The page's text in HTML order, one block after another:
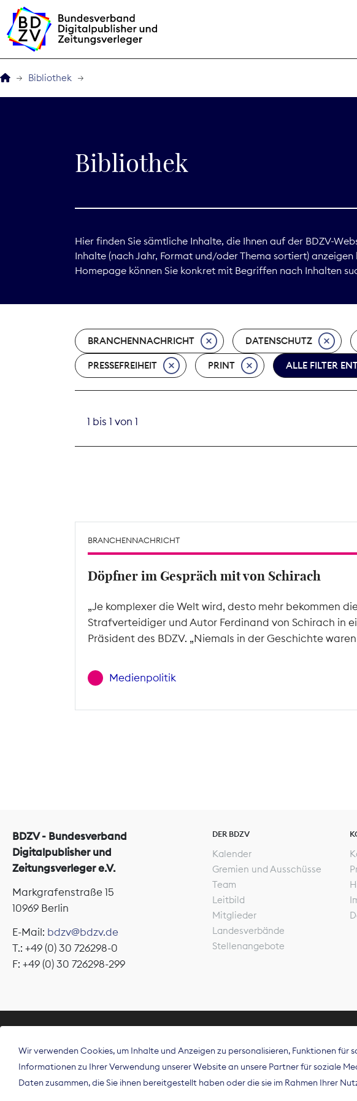
BDZVplus GmbH
Service
Bibliothek
Bibliothek
Hier finden Sie sämtliche Inhalte, die Ihnen auf der BDZV-
Inhalte (nach Jahr, Format und/oder Thema sortiert)
Homepage können Sie konkret mit Begriffen nach Inhalten
BRANCHENNACHRICHT DATENSCHUTZ
PRESSEFREIHEIT PRINT ALLE FILTER
1 bis 1 von 1
BRANCHENNACHRICHT
Döpfner im Gespräch mit von Schirach
„Je komplexer die Welt wird, desto mehr bekommen
Strafverteidiger und Autor Ferdinand von Schirach in
Präsident des BDZV. „Niemals in der Geschichte
Medienpolitik
BDZV - Bundesverband
Digitalpublisher und
Zeitungsverleger e.V.
Markgrafenstraße 15
10969 Berlin
E-Mail: bdzv@bdzv.de
T.: +49 (0) 30 726298-0
F: +49 (0) 30 726298-299
DER BDZV
Kalender
Gremien und Ausschüsse
Team
Leitbild
Mitglieder
Landesverbände
Stellenangebote
Der Bundesverband
Spitzenorganisation die
Deutschland und auf EU-
Wir verwenden Cookies, um Inhalte und Anzeigen zu personalisieren, Funktionen
Informationen zu Ihrer Verwendung unserer Website an unsere Partner für soziale
Daten zusammen, die Sie ihnen bereitgestellt haben oder die sie im Rahmen Ihrer